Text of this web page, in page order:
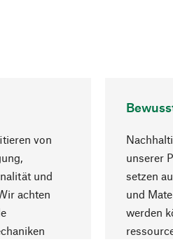
von
und
achten
unserer
setzen
und
werden